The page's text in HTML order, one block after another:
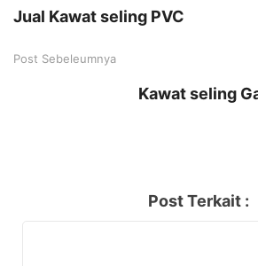
Jual Kawat seling PVC
Post Sebeleumnya
Kawat seling
Post Terkait :